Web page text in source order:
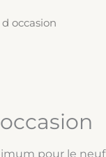
occasion
pour le neuf